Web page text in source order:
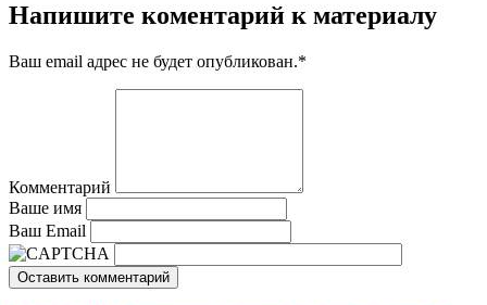
Напишите коментарий к материалу
Ваш email адрес не будет опубликован.*
Комментарий
Ваше имя
Ваш Email
Оставить комментарий